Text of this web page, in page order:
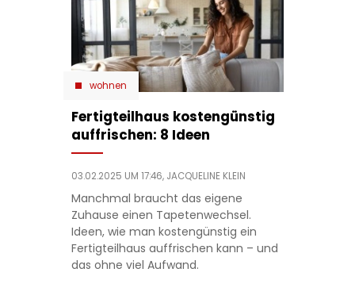
wohnen
Fertigteilhaus kostengünstig
auffrischen: 8 Ideen
03.02.2025 UM 17:46, JACQUELINE KLEIN
Manchmal braucht das eigene
Zuhause einen Tapetenwechsel.
Ideen, wie man kostengünstig ein
Fertigteilhaus auffrischen kann – und
das ohne viel Aufwand.